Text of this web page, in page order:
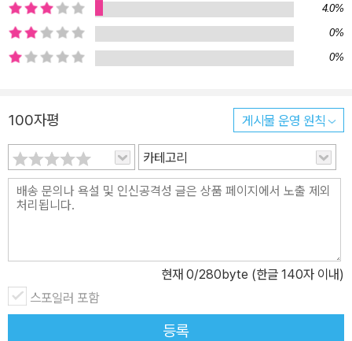
누구보다도 평화로운 세상을 꿈꾸며, 자연의 근본 원리를 현실에 적
용할 방법을 치열하게 고민한 선구적인 사상가였다. 그의 유일한 저
서이자 불과 5천 자 남짓한 짧은 글인 『도덕경』이 2500년이 넘는 세
월을 뛰어넘어 끊임없이 사랑받고, 동서의 장벽을 넘어 서양에서 가
나아가 기후 위기와 전쟁이 뭇 생명을 위협하고, 부와 지위를 향한 욕
망과 경쟁이 극에 달한 오늘날은, 노자가 살았던 혼돈의 시기와 많은
부분 닮아 있다. 기원전 6세기경 노자가 제시한 삶과 우주에 대한 통
찰이 지금 이곳의 우리에게 변함없이 깊은 울림을 주는 까닭이다. 이
책은 제주도와 마라도 사이에 있는 가파도로 향한 백양이 섬에서 이
리 곁에 살아 돌아온 노자와 다름 아니다. 소국과민小國寡民 * 가파
도에서 만난 노자의 이상향 “나라를 작게 하고 인구를 적게 하십시오.
아무리 좋은 무기가 있더라도 쓰지 마십시오.” ―『도덕경』 80장 중
4.0%
0%
0%
100자평 게시물 운영 원칙
카테고리
현재 0/280byte (한글 140자 이내)
스포일러 포함
등록